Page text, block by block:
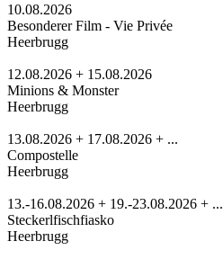
10.08.2026
Besonderer Film - Vie Privée
Heerbrugg
12.08.2026 + 15.08.2026
Minions & Monster
Heerbrugg
13.08.2026 + 17.08.2026 + ...
Compostelle
Heerbrugg
13.-16.08.2026 + 19.-23.08.2026 + ...
Steckerlfischfiasko
Heerbrugg